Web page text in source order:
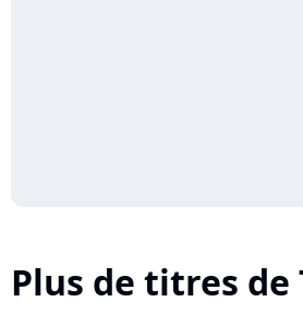
Plus de titres de